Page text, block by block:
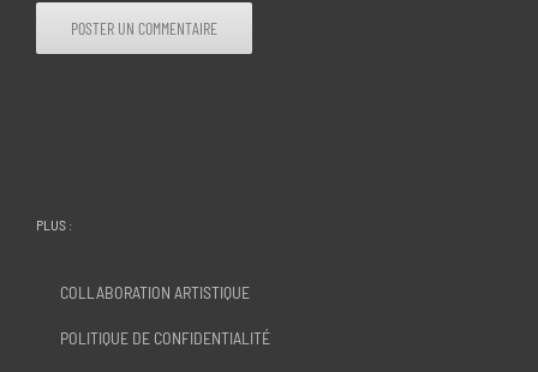
PLUS :
COLLABORATION ARTISTIQUE
POLITIQUE DE CONFIDENTIALITÉ